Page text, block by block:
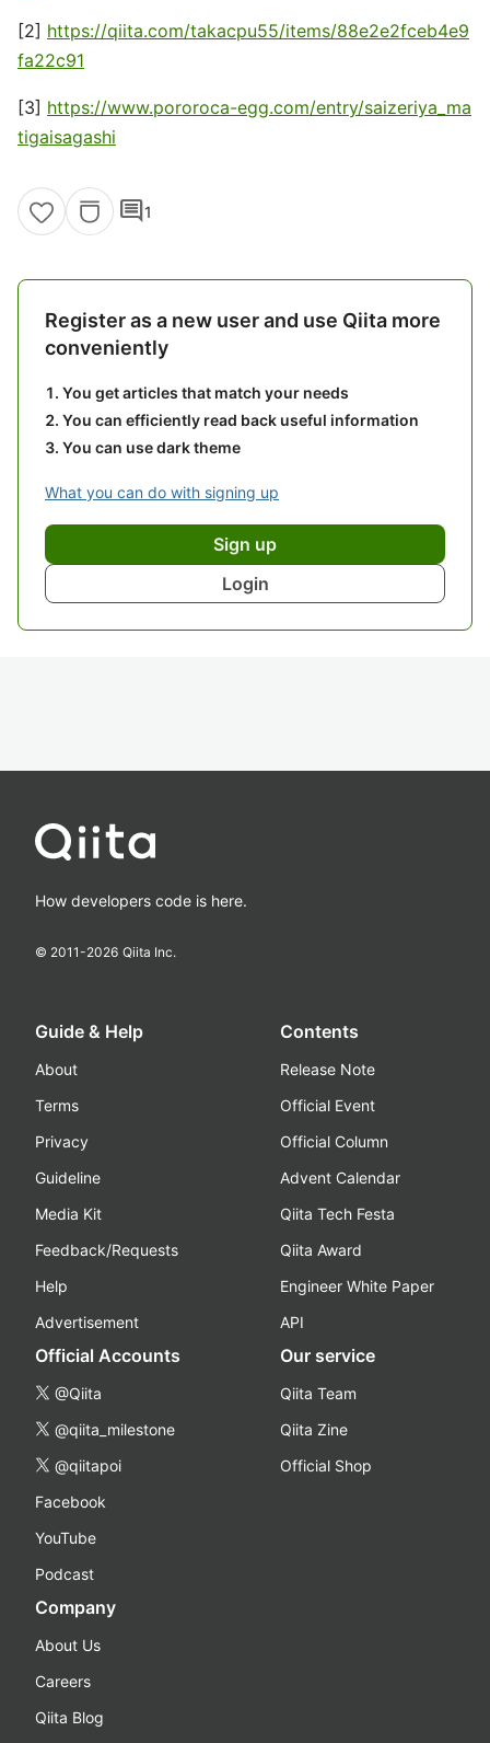
[2] https://qiita.com/takacpu55/items/88e2e2fceb4e9
fa22c91
[3] https://www.pororoca-egg.com/entry/saizeriya_ma
tigaisagashi
comment1
Register as a new user and use Qiita more
conveniently
You get articles that match your needs
You can efficiently read back useful information
You can use dark theme
What you can do with signing up
Sign up
Login
How developers code is here.
© 2011-2026 Qiita Inc.
Guide & Help
About
Terms
Privacy
Guideline
Media Kit
Feedback/Requests
Help
Advertisement
Contents
Release Note
Official Event
Official Column
Advent Calendar
Qiita Tech Festa
Qiita Award
Engineer White Paper
API
Official Accounts
@Qiita
@qiita_milestone
@qiitapoi
Facebook
YouTube
Podcast
Our service
Qiita Team
Qiita Zine
Official Shop
Company
About Us
Careers
Qiita Blog